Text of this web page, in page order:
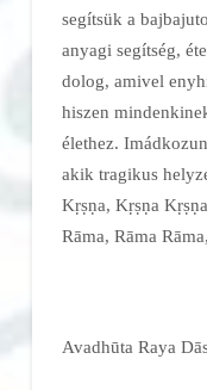
segítsük a
anyagi segítség,
dolog, amivel
hiszen
élethez.
akik tragikus
Kṛṣṇa, Kṛṣṇa
Rāma, Rāma
Avadhūta Raya